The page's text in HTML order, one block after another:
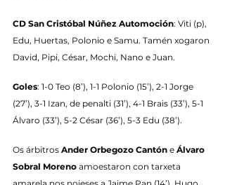
CD San Cristóbal Núñez Automoción: Viti (p),
Edu, Huertas, Polonio e Samu. Tamén xogaron
David, Pipi, César, Mochi, Nano e Juan.
Goles: 1-0 Teo (8’), 1-1 Polonio (15’), 2-1 Jorge
(27’), 3-1 Izan, de penalti (31’), 4-1 Brais (33’), 5-1
Álvaro (33’), 5-2 César (36’), 5-3 Edu (38’).
Os árbitros Ander Orbegozo Cantón e Álvaro
Sobral Moreno amoestaron con tarxeta